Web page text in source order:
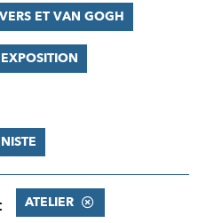
ET VAN GOGH
EXPOSITION
ATELIER